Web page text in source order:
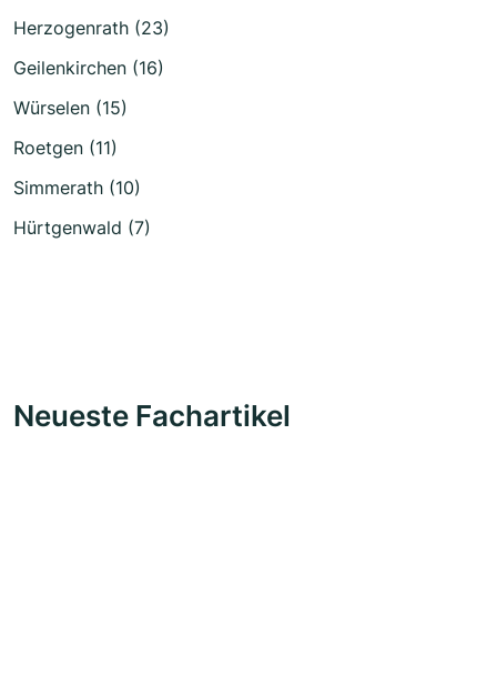
Herzogenrath (23)
Geilenkirchen (16)
Würselen (15)
Roetgen (11)
Simmerath (10)
Hürtgenwald (7)
Neueste Fachartikel